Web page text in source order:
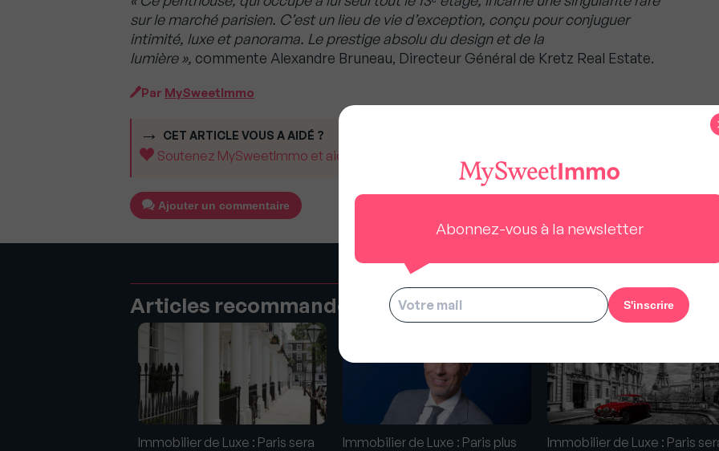
sur le marché parisien. C’est un lieu de vie d’exception, conçu pour conjuguer
intimité, luxe et panorama. Le prestige absolu du design et de la
lumière », commente Alexandre Bruneau, Directeur Général de Kretz Real Estate.
Par MySweetImmo
CET ARTICLE VOUS A AIDÉ ?
Soutenez MySweetImmo et aidez-nous à rester gratuit pour tous.
Ajouter un commentaire
Articles recommandés
Immobilier de Luxe : Paris sera
Immobilier de Luxe : Paris plus
Immobilier de Luxe : Paris
Abonnez-vous à la newsletter